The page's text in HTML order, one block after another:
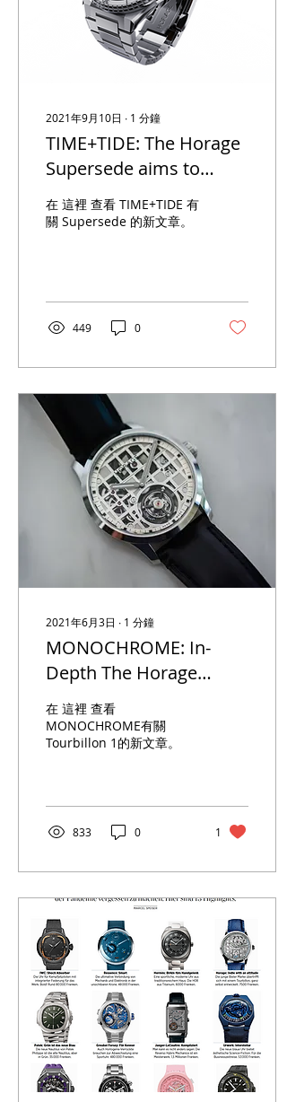
2021年9月10日 ∙ 1 分鐘
TIME+TIDE: The Horage
Supersede aims to
deliver unprecedented
value with new K2
在 這裡 查看 TIME+TIDE 有
關 Supersede 的新文章。
449 0
2021年6月3日 ∙ 1 分鐘
MONOCHROME: In-
Depth The Horage
Tourbillon 1, A Sub-10k
Swiss In-House
Tourbillon… And How
在 這裡 查看
MONOCHROME有關
Tourbillon 1的新文章。
833 0 1